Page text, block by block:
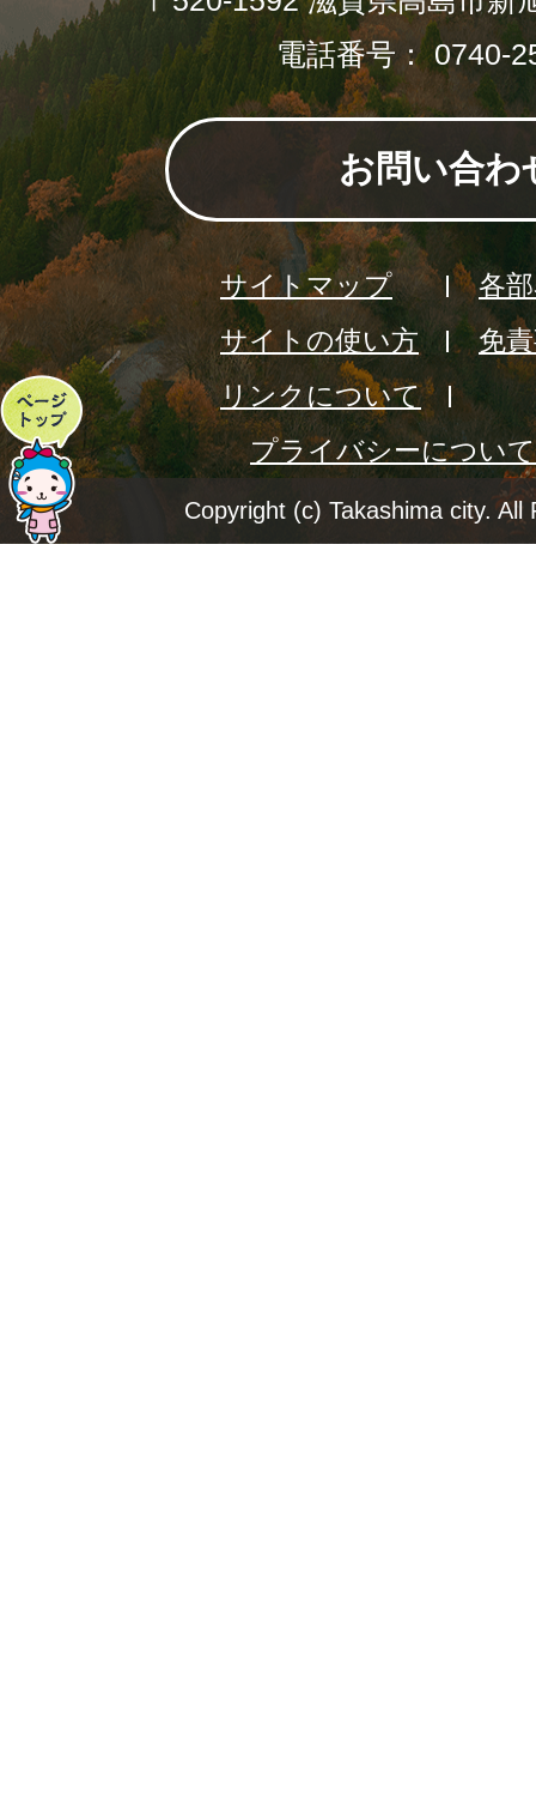
ペ
ー
ジ
電話番号： 0740-
お問い合わ
サイトマップ
各
サイトの使い方
免
リンクについて
プライバシーについて
Copyright (c) Takashima city. All